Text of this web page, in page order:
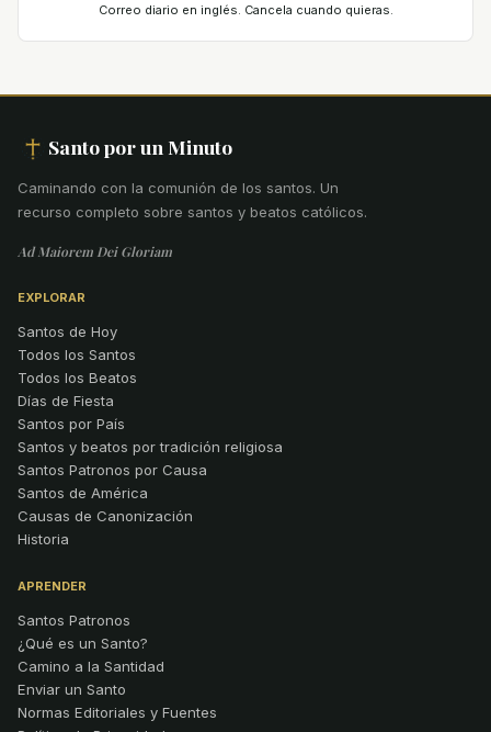
Correo diario en inglés. Cancela cuando quieras.
Santo por un Minuto
Caminando con la comunión de los santos. Un
recurso completo sobre santos y beatos católicos.
Ad Maiorem Dei Gloriam
EXPLORAR
Santos de Hoy
Todos los Santos
Todos los Beatos
Días de Fiesta
Santos por País
Santos y beatos por tradición religiosa
Santos Patronos por Causa
Santos de América
Causas de Canonización
Historia
APRENDER
Santos Patronos
¿Qué es un Santo?
Camino a la Santidad
Enviar un Santo
Normas Editoriales y Fuentes